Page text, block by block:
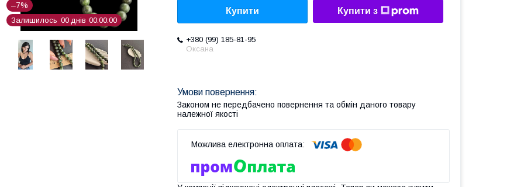
–7%
Залишилось 00 днів 00 00 00
Купити Купити з
+380 (99) 185-81-95
Оксана
Законом не передбачено повернення та обмін даного товару
належної якості